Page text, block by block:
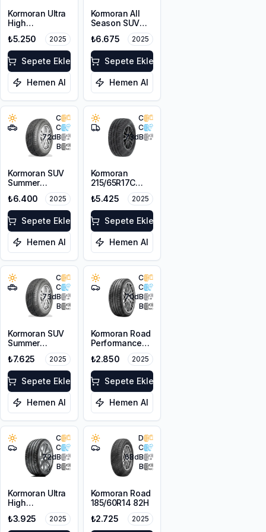
Kormoran Ultra
High
Performance
235/55R18 100V
₺5.250 2025
Sepete Ekle
Hemen Al
Kormoran All
Season SUV
235/55R19 105V
XL
₺6.675 2025
Sepete Ekle
Hemen Al
C
C
72dB
B
Kormoran SUV
Summer
255/55R19 111V
XL
₺6.400 2025
Sepete Ekle
Hemen Al
C
C
73dB
Kormoran
215/65R17C
112/110H Cargo
Speed Evo
₺5.425 2025
Sepete Ekle
Hemen Al
C
C
73dB
B
Kormoran SUV
Summer
285/50R20 116V
XL
₺7.625 2025
Sepete Ekle
Hemen Al
C
C
70dB
B
Kormoran Road
Performance
175/65R15 84H
₺2.850 2025
Sepete Ekle
Hemen Al
C
C
72dB
B
Kormoran Ultra
High
Performance
205/55R17 95V
₺3.925 2025
D
C
68dB
B
Kormoran Road
185/60R14 82H
₺2.725
2025